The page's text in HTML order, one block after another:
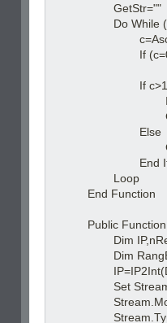
GetStr=""
Do While
If (c=0)
If c>127
If
Else
End
Loop
End Function
Public Function
Dim
Dim
Set